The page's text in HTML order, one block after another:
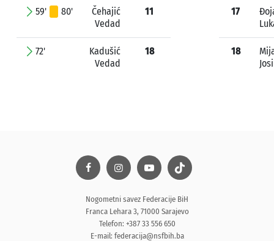
59' 80'
Čehajić
Vedad
11
72'
Kadušić
Vedad
18
17
18
Nogometni savez Federacije BiH
Franca Lehara 3, 71000 Sarajevo
Telefon: +387 33 556 650
E-mail: federacija@nsfbih.ba